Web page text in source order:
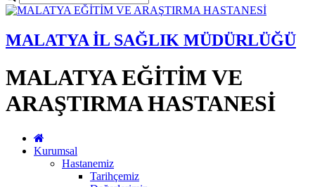
MALATYA İL SAĞLIK MÜDÜRLÜĞÜ
MALATYA EĞİTİM VE
ARAŞTIRMA HASTANESİ
Kurumsal
Hastanemiz
Tarihçemiz